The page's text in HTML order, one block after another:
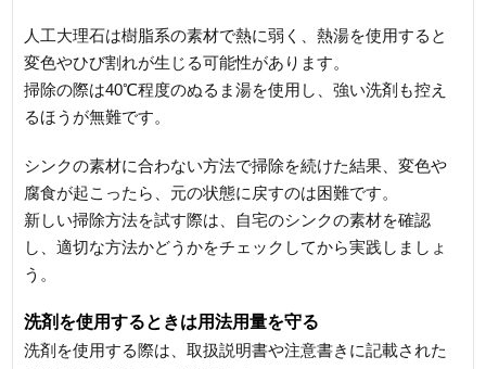
人工大理石は樹脂系の素材で熱に弱く、熱湯を使用すると
変色やひび割れが生じる可能性があります。
掃除の際は40℃程度のぬるま湯を使用し、強い洗剤も控え
るほうが無難です。
シンクの素材に合わない方法で掃除を続けた結果、変色や
腐食が起こったら、元の状態に戻すのは困難です。
新しい掃除方法を試す際は、自宅のシンクの素材を確認
し、適切な方法かどうかをチェックしてから実践しましょ
う。
洗剤を使用するときは用法用量を守る
洗剤を使用する際は、取扱説明書や注意書きに記載された